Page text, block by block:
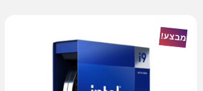
מבצע!